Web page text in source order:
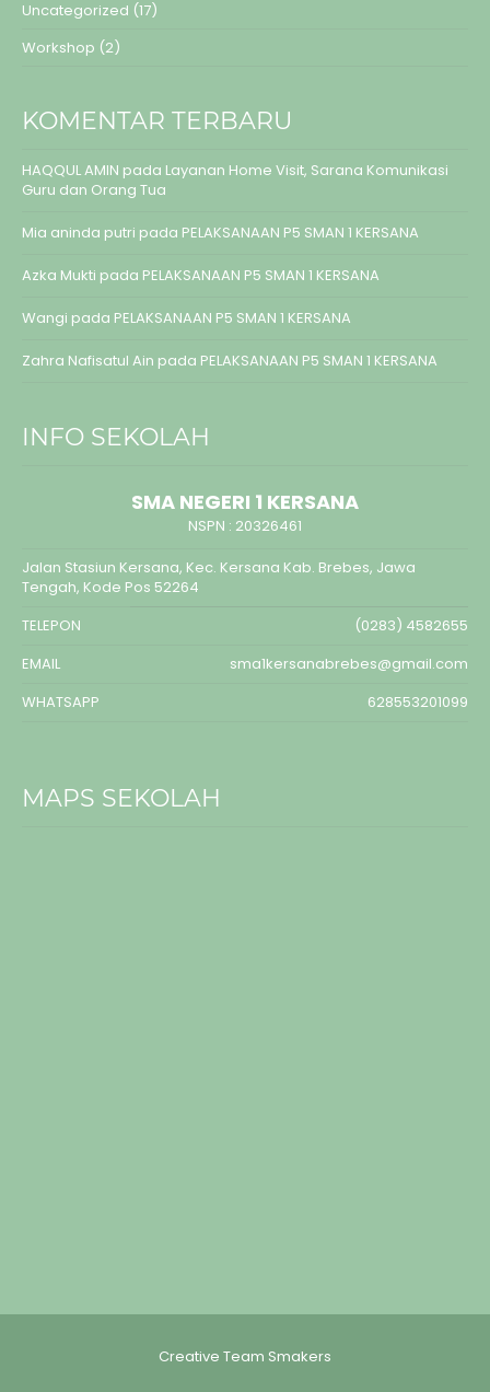
Uncategorized (17)
Workshop (2)
KOMENTAR TERBARU
HAQQUL AMIN pada Layanan Home Visit, Sarana Komunikasi
Guru dan Orang Tua
Mia aninda putri pada PELAKSANAAN P5 SMAN 1 KERSANA
Azka Mukti pada PELAKSANAAN P5 SMAN 1 KERSANA
Wangi pada PELAKSANAAN P5 SMAN 1 KERSANA
Zahra Nafisatul Ain pada PELAKSANAAN P5 SMAN 1 KERSANA
INFO SEKOLAH
SMA NEGERI 1 KERSANA
NSPN : 20326461
Jalan Stasiun Kersana, Kec. Kersana Kab. Brebes, Jawa
Tengah, Kode Pos 52264
TELEPON
(0283) 4582655
EMAIL
sma1kersanabrebes@gmail.com
WHATSAPP
628553201099
MAPS SEKOLAH
Creative Team Smakers